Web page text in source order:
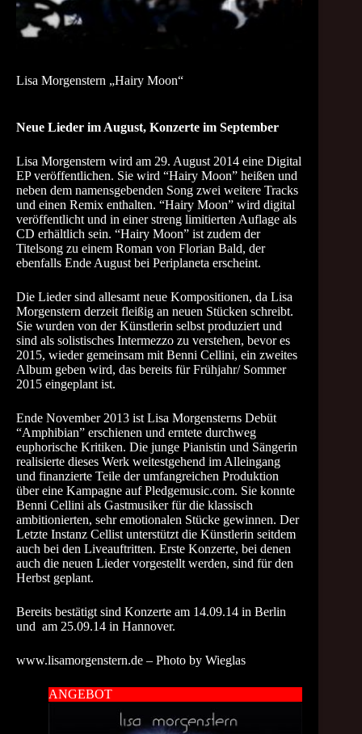
Lisa Morgenstern „Hairy Moon“
Neue Lieder im August, Konzerte im September
Lisa Morgenstern wird am 29. August 2014 eine Digital
EP veröffentlichen. Sie wird “Hairy Moon” heißen und
neben dem namensgebenden Song zwei weitere Tracks
und einen Remix enthalten. “Hairy Moon” wird digital
veröffentlicht und in einer streng limitierten Auflage als
CD erhältlich sein. “Hairy Moon” ist zudem der
Titelsong zu einem Roman von Florian Bald, der
ebenfalls Ende August bei Periplaneta erscheint.
Die Lieder sind allesamt neue Kompositionen, da Lisa
Morgenstern derzeit fleißig an neuen Stücken schreibt.
Sie wurden von der Künstlerin selbst produziert und
sind als solistisches Intermezzo zu verstehen, bevor es
2015, wieder gemeinsam mit Benni Cellini, ein zweites
Album geben wird, das bereits für Frühjahr/ Sommer
2015 eingeplant ist.
Ende November 2013 ist Lisa Morgensterns Debüt
“Amphibian” erschienen und erntete durchweg
euphorische Kritiken. Die junge Pianistin und Sängerin
realisierte dieses Werk weitestgehend im Alleingang
und finanzierte Teile der umfangreichen Produktion
über eine Kampagne auf Pledgemusic.com. Sie konnte
Benni Cellini als Gastmusiker für die klassisch
ambitionierten, sehr emotionalen Stücke gewinnen. Der
Letzte Instanz Cellist unterstützt die Künstlerin seitdem
auch bei den Liveauftritten. Erste Konzerte, bei denen
auch die neuen Lieder vorgestellt werden, sind für den
Herbst geplant.
Bereits bestätigt sind Konzerte am 14.09.14 in Berlin
und am 25.09.14 in Hannover.
www.lisamorgenstern.de – Photo by Wieglas
ANGEBOT